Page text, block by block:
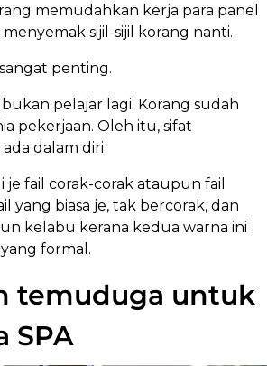
memudahkan kerja para panel
sijil-sijil korang nanti.
penting.
pelajar lagi. Korang sudah
pekerjaan. Oleh itu, sifat
dalam diri
je fail corak-corak ataupun fail
yang biasa je, tak bercorak, dan
kelabu kerana kedua warna ini
formal.
temuduga untuk
SPA